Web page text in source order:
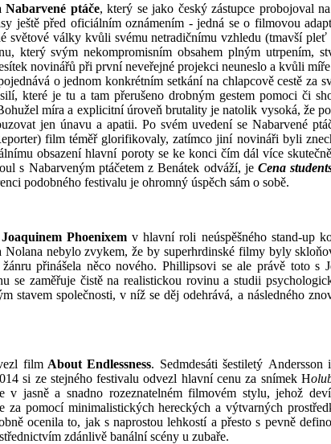
ptáče, který se jako český zástupce probojoval
ještě před oficiálním oznámením - jedná se o filmovou
války kvůli svému netradičnímu vzhledu (tmavší
který svým nekompromisním obsahem plným utrpením,
novinářů při první neveřejné projekci neuneslo a kvůli
o jednom konkrétním setkání na chlapcově cestě
které je tu a tam přerušeno drobným gestem pomoci či
míra a explicitní úroveň brutality je natolik vysoká, že
jen únavu a apatii. Po svém uvedení se Nabarvené
film téměř glorifikovaly, zatímco jiní novináři byli
obsazení hlavní poroty se ke konci čím dál více
s Nabarveným ptáčetem z Benátek odváží, jeCena
podobného festivalu je ohromný úspěch sám o sobě.
Joaquinem Phoenixemv hlavní roli neúspěšného stand-up
nebylo zvykem, že by superhrdinské filmy byly
přinášela něco nového. Phillipsovi se ale právě toto s
se zaměřuje čistě na realistickou rovinu a studii
společnosti, v níž se děj odehrává, a následného
filmAbout Endlessness. Sedmdesáti šestiletý Andersson
si ze stejného festivalu odvezl hlavní cenu za snímek H
v jasně a snadno rozeznatelném filmovém stylu, jehož
za pomocí minimalistických hereckých a výtvarných
ocenila to, jak s naprostou lehkostí a přesto s pevně
zdánlivě banální scény u zubaře.